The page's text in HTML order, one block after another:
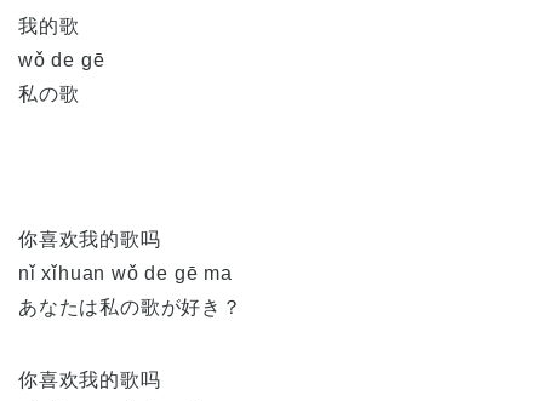
我的歌
wǒ de gē
私の歌
你喜欢我的歌吗
nǐ xǐhuan wǒ de gē ma
あなたは私の歌が好き？
你喜欢我的歌吗